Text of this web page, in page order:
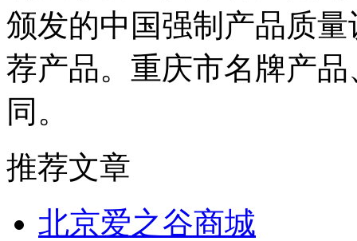
颁发的中国强制产品质
荐产品。重庆市名牌产
同。
推荐文章
北京爱之谷商城